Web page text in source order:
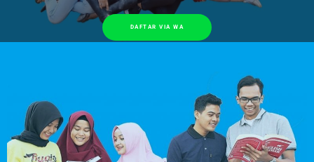
DAFTAR VIA WA